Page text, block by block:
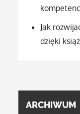
Jak
dzięki
ARCHIWUM